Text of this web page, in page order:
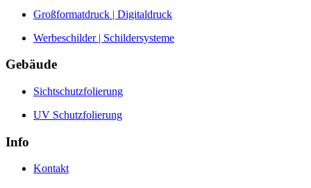
Großformatdruck | Digitaldruck
Werbeschilder | Schildersysteme
Gebäude
Sichtschutzfolierung
UV Schutzfolierung
Info
Kontakt